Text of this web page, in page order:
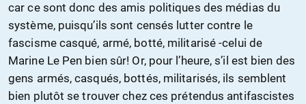
car ce sont donc des amis politiques des médias du
système, puisqu’ils sont censés lutter contre le
fascisme casqué, armé, botté, militarisé -celui de
Marine Le Pen bien sûr! Or, pour l’heure, s’il est bien des
gens armés, casqués, bottés, militarisés, ils semblent
bien plutôt se trouver chez ces prétendus antifascistes